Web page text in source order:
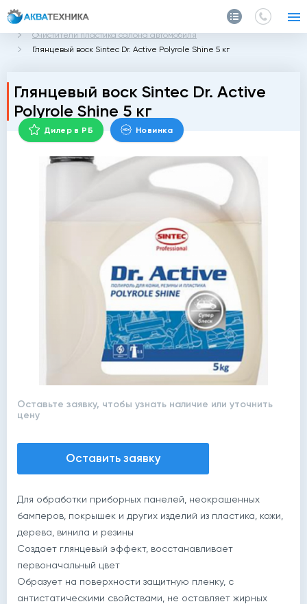
Главная Каталог
Очистители для машины
Очистители пластика салона автомобиля
Глянцевый воск Sintec Dr. Active Polyrole Shine 5 кг
Глянцевый воск Sintec Dr. Active
Polyrole Shine 5 кг
Дилер в РБ Новинка
Оставьте заявку, чтобы узнать наличие или уточнить
цену
Оставить заявку
Для обработки приборных панелей, неокрашенных
бамперов, покрышек и других изделий из пластика, кожи,
дерева, винила и резины
Создает глянцевый эффект, восстанавливает
первоначальный цвет
Образует на поверхности защитную пленку, с
антистатическими свойствами, не оставляет жирных